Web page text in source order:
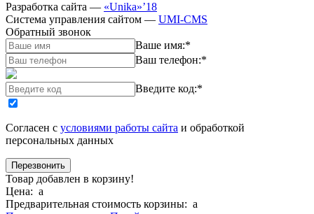
Разработка сайта — «Unika»’18
Система управления сайтом — UMI-CMS
Обратный звонок
Ваше имя:*
Ваш телефон:*
Введите код:*
Согласен с условиями работы сайта и обработкой
персональных данных
Товар добавлен в корзину!
Цена: a
Предварительная стоимость корзины: a